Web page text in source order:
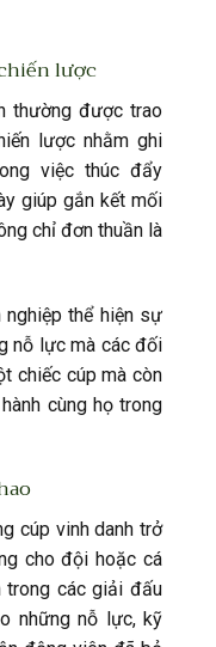
lược
thường được trao
lược nhằm ghi
việc thúc đẩy
giúp gắn kết mối
chỉ đơn thuần là
nghiệp thể hiện sự
nỗ lực mà các đối
chiếc cúp mà còn
cùng họ trong
cúp vinh danh trở
cho đội hoặc cá
trong các giải đấu
những nỗ lực, kỹ